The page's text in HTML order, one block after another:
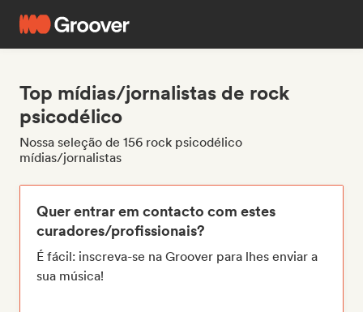
Top mídias/jornalistas de rock
psicodélico
Nossa seleção de 156 rock psicodélico
mídias/jornalistas
Quer entrar em contacto com estes
curadores/profissionais?
É fácil: inscreva-se na Groover para lhes enviar a
sua música!